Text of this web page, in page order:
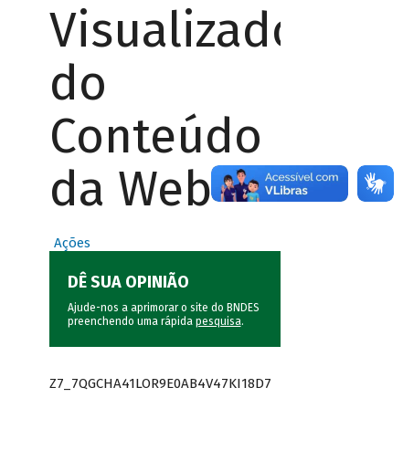
Visualizador
do
Conteúdo
da Web
Ações
DÊ SUA OPINIÃO
Ajude-nos a aprimorar o site do BNDES
preenchendo uma rápida pesquisa.
Z7_7QGCHA41LOR9E0AB4V47KI18D7